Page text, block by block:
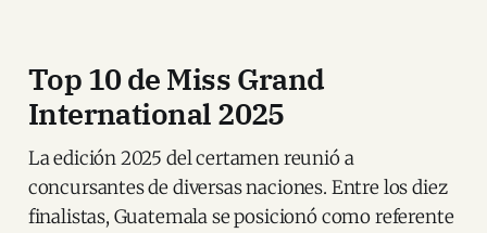
Top 10 de Miss Grand
International 2025
La edición 2025 del certamen reunió a
concursantes de diversas naciones. Entre los diez
finalistas, Guatemala se posicionó como referente